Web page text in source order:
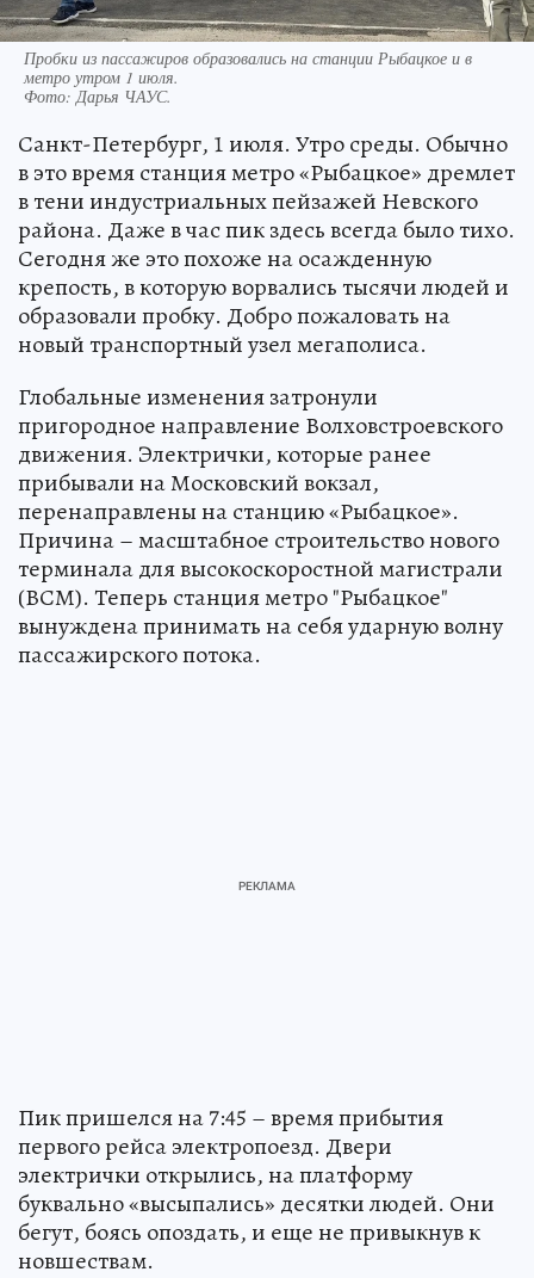
Пробки из пассажиров образовались на станции Рыбацкое и в
метро утром 1 июля.
Фото: Дарья ЧАУС.
Санкт-Петербург, 1 июля. Утро среды. Обычно
в это время станция метро «Рыбацкое» дремлет
в тени индустриальных пейзажей Невского
района. Даже в час пик здесь всегда было тихо.
Сегодня же это похоже на осажденную
крепость, в которую ворвались тысячи людей и
образовали пробку. Добро пожаловать на
новый транспортный узел мегаполиса.
Глобальные изменения затронули
пригородное направление Волховстроевского
движения. Электрички, которые ранее
прибывали на Московский вокзал,
перенаправлены на станцию «Рыбацкое».
Причина – масштабное строительство нового
терминала для высокоскоростной магистрали
(ВСМ). Теперь станция метро "Рыбацкое"
вынуждена принимать на себя ударную волну
пассажирского потока.
Пик пришелся на 7:45 – время прибытия
первого рейса электропоезд. Двери
электрички открылись, на платформу
буквально «высыпались» десятки людей. Они
бегут, боясь опоздать, и еще не привыкнув к
новшествам.